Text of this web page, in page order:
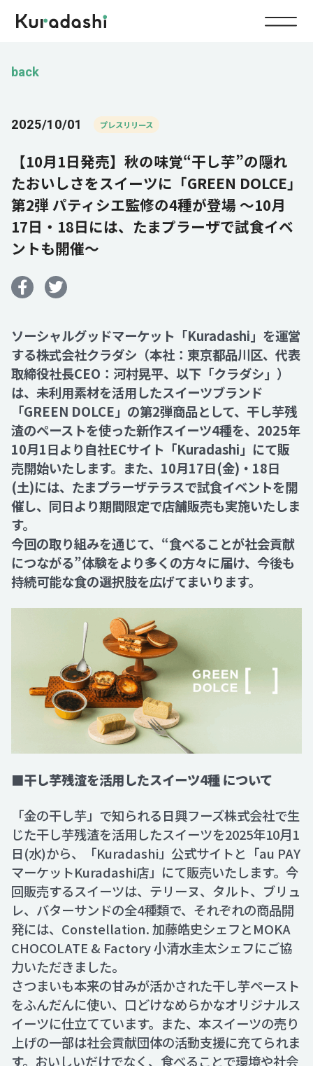
Top
Service
Food
Energy
Impact
Company
IR
Recruit
Contact
back
2025/10/01 プレスリリース
【10月1日発売】秋の味覚“干し芋”の隠れ
たおいしさをスイーツに「GREEN DOLCE」
第2弾 パティシエ監修の4種が登場 ～10月
17日・18日には、たまプラーザで試食イベ
ントも開催～
ソーシャルグッドマーケット「Kuradashi」を運営
する株式会社クラダシ（本社：東京都品川区、代表
取締役社長CEO：河村晃平、以下「クラダシ」）
は、未利用素材を活用したスイーツブランド
「GREEN DOLCE」の第2弾商品として、干し芋残
渣のペーストを使った新作スイーツ4種を、2025年
10月1日より自社ECサイト「Kuradashi」にて販
売開始いたします。また、10月17日(金)・18日
(土)には、たまプラーザテラスで試食イベントを開
催し、同日より期間限定で店舗販売も実施いたしま
す。
今回の取り組みを通じて、“食べることが社会貢献
につながる”体験をより多くの方々に届け、今後も
持続可能な食の選択肢を広げてまいります。
■干し芋残渣を活用したスイーツ4種 について
「金の干し芋」で知られる日興フーズ株式会社で生
じた干し芋残渣を活用したスイーツを2025年10月1
日(水)から、「Kuradashi」公式サイトと「au PAY
マーケットKuradashi店」にて販売いたします。今
回販売するスイーツは、テリーヌ、タルト、ブリュ
レ、バターサンドの全4種類で、それぞれの商品開
発には、Constellation. 加藤皓史シェフとMOKA
CHOCOLATE & Factory 小清水圭太シェフにご協
力いただきました。
さつまいも本来の甘みが活かされた干し芋ペースト
をふんだんに使い、口どけなめらかなオリジナルス
イーツに仕立てています。また、本スイーツの売り
上げの一部は社会貢献団体の活動支援に充てられま
す。おいしいだけでなく、食べることで環境や社会